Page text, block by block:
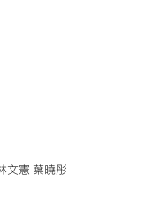
文憲 葉曉彤